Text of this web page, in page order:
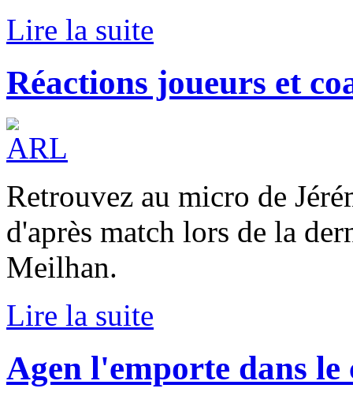
Lire la suite
Réactions joueurs et
Retrouvez au micro de
d'après match lors de la
Meilhan.
Lire la suite
Agen l'emporte dans